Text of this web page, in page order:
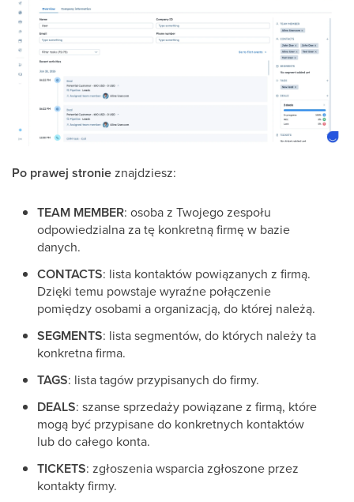
Po prawej stronieznajdziesz:
TEAM MEMBER: osoba z Twojego zespołu
odpowiedzialna za tę konkretną firmę w bazie
danych.
CONTACTS: lista kontaktów powiązanych z firmą.
Dzięki temu powstaje wyraźne połączenie
pomiędzy osobami a organizacją, do której należą.
SEGMENTS: lista segmentów, do których należy ta
konkretna firma.
TAGS: lista tagów przypisanych do firmy.
DEALS: szanse sprzedaży powiązane z firmą, które
mogą być przypisane do konkretnych kontaktów
lub do całego konta.
TICKETS: zgłoszenia wsparcia zgłoszone przez
kontakty firmy.